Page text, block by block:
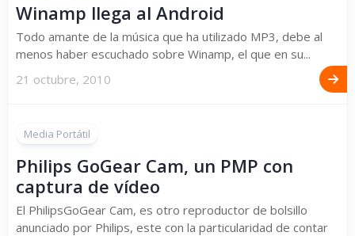
Winamp llega al Android
Todo amante de la música que ha utilizado MP3, debe al
menos haber escuchado sobre Winamp, el que en su...
21 octubre, 2010
Media Portátil
Philips GoGear Cam, un PMP con
captura de vídeo
El PhilipsGoGear Cam, es otro reproductor de bolsillo
anunciado por Philips, este con la particularidad de contar